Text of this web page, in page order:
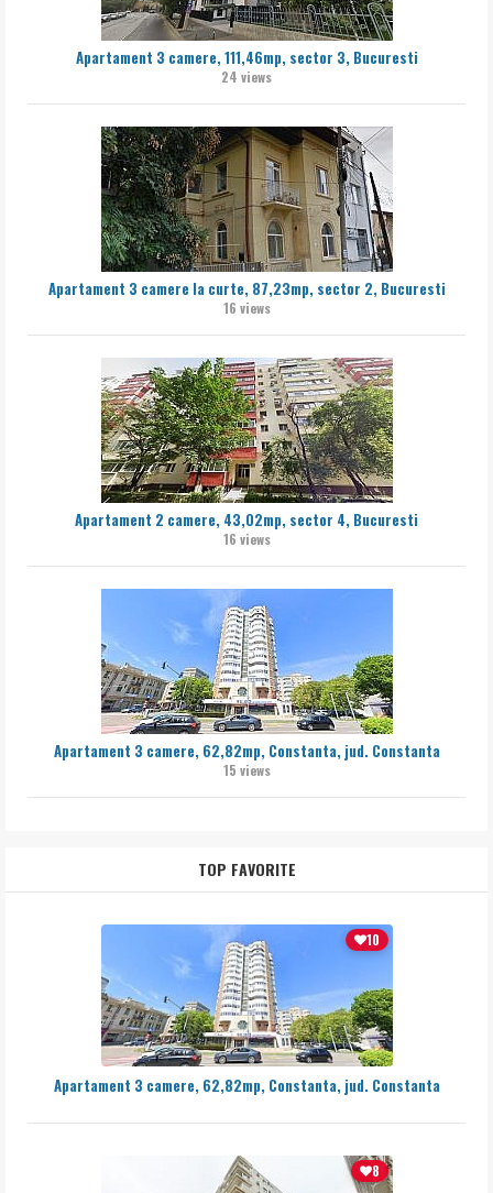
Apartament 3 camere, 111,46mp, sector 3, Bucuresti
24 views
Apartament 3 camere la curte, 87,23mp, sector 2, Bucuresti
16 views
Apartament 2 camere, 43,02mp, sector 4, Bucuresti
16 views
Apartament 3 camere, 62,82mp, Constanta, jud. Constanta
15 views
TOP FAVORITE
10
Apartament 3 camere, 62,82mp, Constanta, jud. Constanta
8